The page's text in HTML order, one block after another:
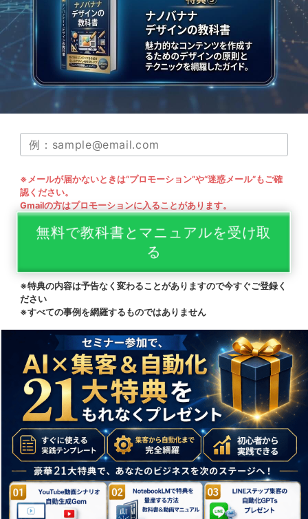
※メールが届かないときは“プロモーション”や“迷惑メール”もご確
認ください。
Gmailの方はプロモーションに入ることがあります。
無料で教科書とマニュアルを受け取
る
※特典の内容は予告なく変わることがありますので今すぐご登録く
ださい
※すべての事例を網羅するものではありません